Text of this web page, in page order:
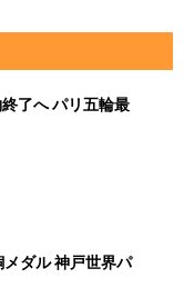
了へ パリ五輪最
ダル 神戸世界パ